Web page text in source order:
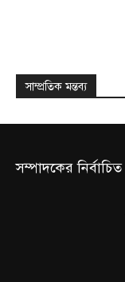
সাম্প্রতিক মন্তব্য
সম্পাদকের নির্বাচিত